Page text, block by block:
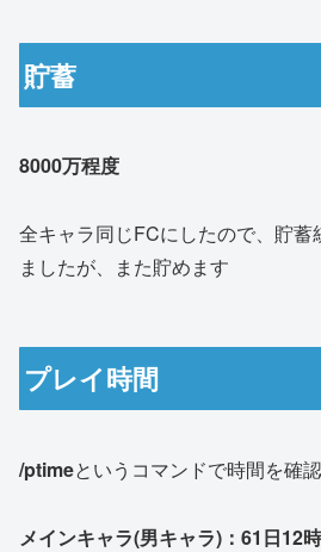
貯蓄
8000万程度
全キャラ同じFCにしたので、貯蓄
ましたが、また貯めます
プレイ時間
/ptimeというコマンドで時間を確認
メインキャラ(男キャラ)：61日12